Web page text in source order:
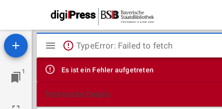
1
Mirador
Viewer
TypeError: Failed to fetch
Es ist ein Fehler aufgetreten
Technische Details